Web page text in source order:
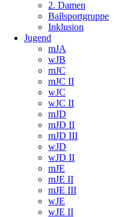
2. Damen
Ballsportgruppe
Inklusion
Jugend
mJA
wJB
mJC
mJC II
wJC
wJC II
mJD
mJD II
mJD III
wJD
wJD II
mJE
mJE II
mJE III
wJE
wJE II